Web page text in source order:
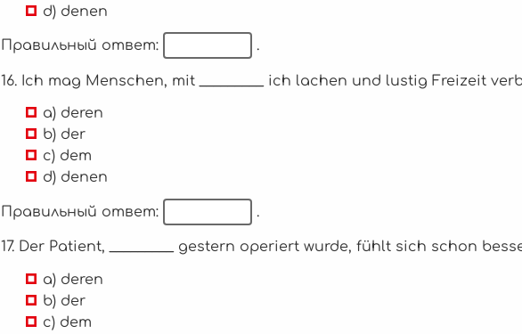
d) denen
Правильный ответ: .
16. Ich mag Menschen, mit _________ ich lachen und lustig Freizeit
a) deren
b) der
c) dem
d) denen
Правильный ответ: .
17. Der Patient, _________ gestern operiert wurde, fühlt sich schon
a) deren
b) der
c) dem